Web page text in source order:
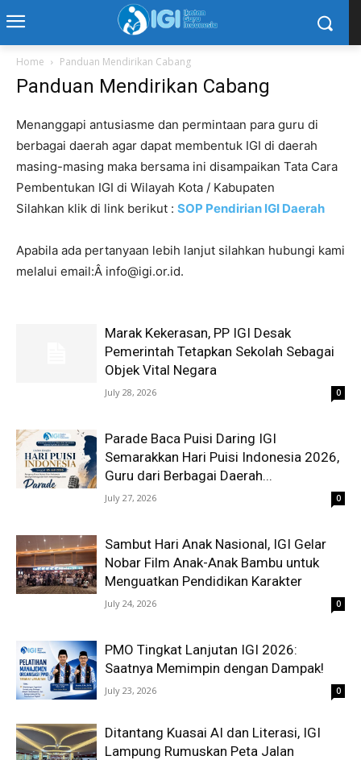
Home Panduan Mendirikan Cabang
Panduan Mendirikan Cabang
Menanggapi antusiasme dan permintaan para guru di
berbagai daerah agar dapat membentuk IGI di daerah
masing-masing maka bersama ini disampaikan Tata Cara
Pembentukan IGI di Wilayah Kota / Kabupaten
Silahkan klik di link berikut : SOP Pendirian IGI Daerah
Apabila ada pertanyaan lebih lanjut silahkan hubungi kami
melalui email:Â info@igi.or.id.
Marak Kekerasan, PP IGI Desak
Pemerintah Tetapkan Sekolah Sebagai
Objek Vital Negara
July 28, 2026 0
Parade Baca Puisi Daring IGI
Semarakkan Hari Puisi Indonesia 2026,
Guru dari Berbagai Daerah...
July 27, 2026 0
Sambut Hari Anak Nasional, IGI Gelar
Nobar Film Anak-Anak Bambu untuk
Menguatkan Pendidikan Karakter
July 24, 2026 0
PMO Tingkat Lanjutan IGI 2026:
Saatnya Memimpin dengan Dampak!
July 23, 2026 0
Ditantang Kuasai AI dan Literasi, IGI
Lampung Rumuskan Peta Jalan